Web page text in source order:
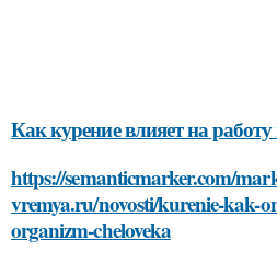
Как курение влияет на
https://semanticmarker.com/
vremya.ru/novosti/kurenie-kak-
organizm-cheloveka